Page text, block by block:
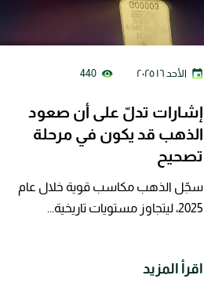
440 الأحد ١٦ ٢٠٢٥
إشارات تدلّ على أن صعود
الذهب قد يكون في مرحلة
تصحيح
سجّل الذهب مكاسب قوية خلال عام
2025، ليتجاوز مستويات تاريخية...
اقرأ المزيد